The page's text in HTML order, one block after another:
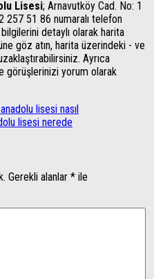
Lisesi; Arnavutköy Cad. No: 1
51 86 numaralı telefon
detaylı olarak harita
göz atın, harita üzerindeki - ve
Ayrıca
görüşlerinizi yorum olarak
lisesi nasıl
lisesi nerede
Gerekli alanlar * ile